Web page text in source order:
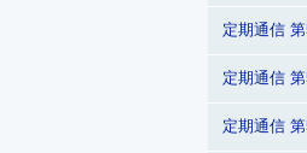
定期通信
定期通信
定期通信